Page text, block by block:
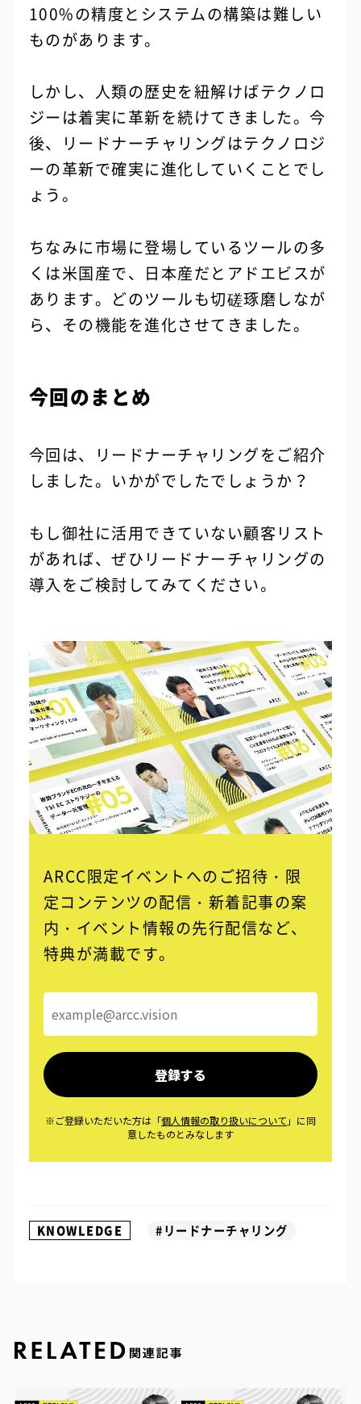
100%の精度とシステムの構築は難しい
ものがあります。
しかし、人類の歴史を紐解けばテクノロ
ジーは着実に革新を続けてきました。今
後、リードナーチャリングはテクノロジ
ーの革新で確実に進化していくことでし
ょう。
ちなみに市場に登場しているツールの多
くは米国産で、日本産だとアドエビスが
あります。どのツールも切磋琢磨しなが
ら、その機能を進化させてきました。
今回のまとめ
今回は、リードナーチャリングをご紹介
しました。いかがでしたでしょうか？
もし御社に活用できていない顧客リスト
があれば、ぜひリードナーチャリングの
導入をご検討してみてください。
ARCC限定イベントへのご招待・限
定コンテンツの配信・ 新着記事の案
内・イベント情報の先行配信など、
特典が満載です。
KNOWLEDGE #リードナーチャリング